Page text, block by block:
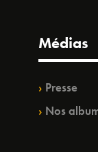
Médias
Presse
Nos